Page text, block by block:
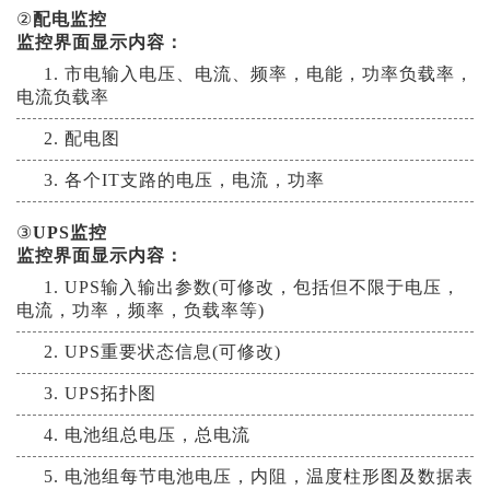
②配电监控
监控界面显示内容：
1. 市电输入电压、电流、频率，电能，功率负载率，
电流负载率
2. 配电图
3. 各个IT支路的电压，电流，功率
③UPS监控
监控界面显示内容：
1. UPS输入输出参数(可修改，包括但不限于电压，
电流，功率，频率，负载率等)
2. UPS重要状态信息(可修改)
3. UPS拓扑图
4. 电池组总电压，总电流
5. 电池组每节电池电压，内阻，温度柱形图及数据表